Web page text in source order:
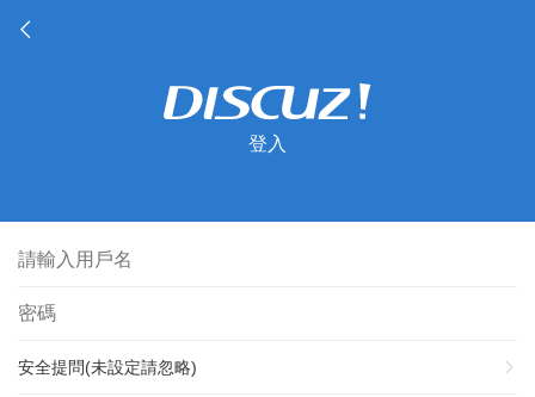
登入
安全提問(未設定請忽略)